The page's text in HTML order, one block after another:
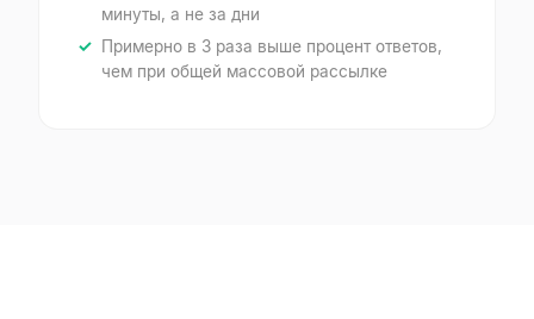
минуты, а не за дни
Примерно в 3 раза выше процент ответов,
чем при общей массовой рассылке